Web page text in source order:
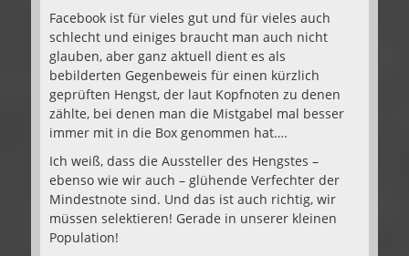
Facebook ist für vieles gut und für vieles auch
schlecht und einiges braucht man auch nicht
glauben, aber ganz aktuell dient es als
bebilderten Gegenbeweis für einen kürzlich
geprüften Hengst, der laut Kopfnoten zu denen
zählte, bei denen man die Mistgabel mal besser
immer mit in die Box genommen hat….
Ich weiß, dass die Aussteller des Hengstes –
ebenso wie wir auch – glühende Verfechter der
Mindestnote sind. Und das ist auch richtig, wir
müssen selektieren! Gerade in unserer kleinen
Population!